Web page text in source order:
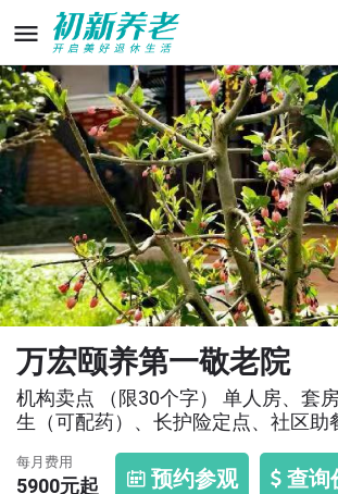
万宏颐养第一敬老院
机构卖点 （限30个字） 单人房、套
生（可配药）、长护险定点、社区助
每月费用
5900元起 预约参观 查询